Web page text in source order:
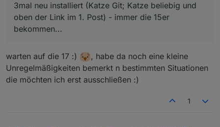
3mal neu installiert (Katze Git; Katze beliebig und
oben der Link im 1. Post) - immer die 15er
bekommen...
warten auf die 17 :)
, habe da noch eine kleine
Unregelmäßigkeiten bemerkt n bestimmten Situationen
die möchten ich erst ausschließen :)
1